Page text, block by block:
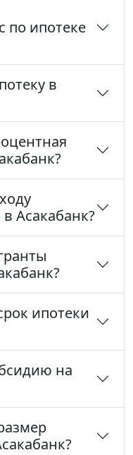
по ипотеке
в
Асакабанк?
ипотеки
на